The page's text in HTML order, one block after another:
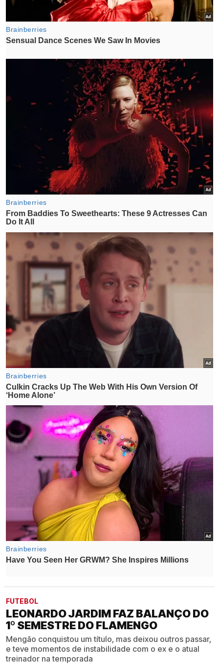
FUTEBOL
LEONARDO JARDIM FAZ BALANÇO DO
1º SEMESTRE DO FLAMENGO
Mengão conquistou um título, mas deixou outros passar,
e teve momentos de instabilidade com o ex e o atual
treinador na temporada